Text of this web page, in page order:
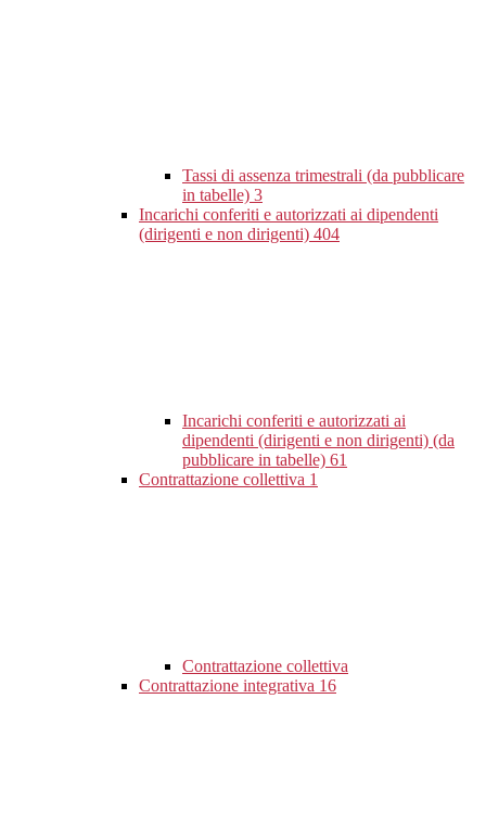
Tassi di assenza trimestrali (da pubblicare
in tabelle) 3
Incarichi conferiti e autorizzati ai dipendenti
(dirigenti e non dirigenti) 404
Incarichi conferiti e autorizzati ai
dipendenti (dirigenti e non dirigenti) (da
pubblicare in tabelle) 61
Contrattazione collettiva 1
Contrattazione collettiva
Contrattazione integrativa 16